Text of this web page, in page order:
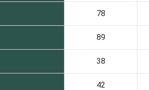
78
89
38
42